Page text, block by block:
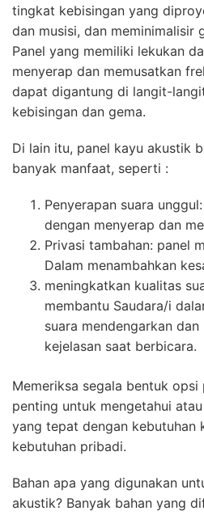
tingkat kebisingan yang
dan musisi, dan meminimalisir
Panel yang memiliki lekukan
menyerap dan memusatkan
dapat digantung di langit-
kebisingan dan gema.
Di lain itu, panel kayu akustik
banyak manfaat, seperti :
Penyerapan suara
dengan menyerap dan
Privasi tambahan: panel
Dalam menambahkan
meningkatkan kualitas
membantu Saudara/i
suara mendengarkan
kejelasan saat berbicara.
Memeriksa segala bentuk
penting untuk mengetahui
yang tepat dengan kebutuhan
kebutuhan pribadi.
Bahan apa yang digunakan
akustik? Banyak bahan yang